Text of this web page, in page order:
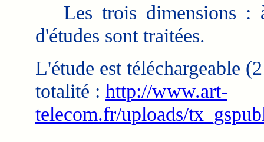
Les trois dimensions :
d'études sont traitées.
L'étude est téléchargeable
totalité : http://www.art-
telecom.fr/uploads/